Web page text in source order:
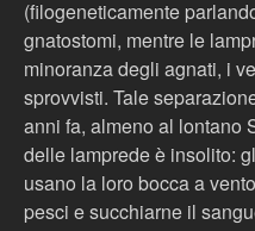
(filogeneticamente
gnatostomi, mentre le
minoranza degli agnati, i
sprovvisti. Tale
anni fa, almeno al lontano
delle lamprede è insolito:
usano la loro bocca a
pesci e succhiarne il